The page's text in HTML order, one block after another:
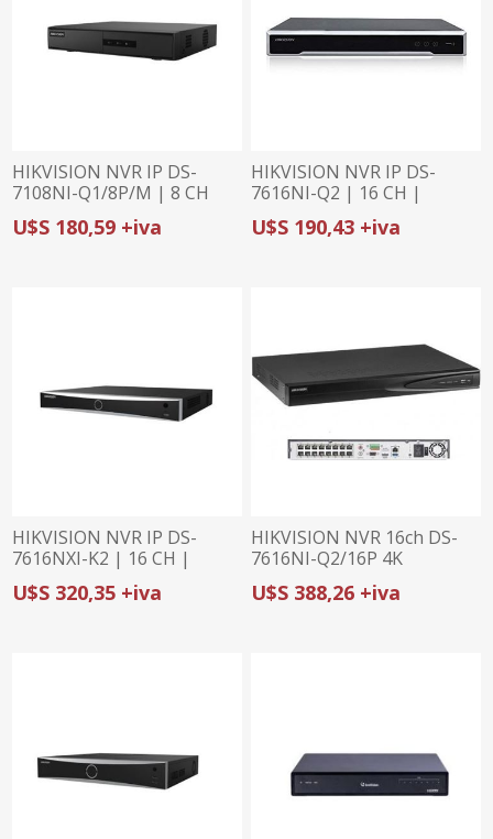
HIKVISION NVR IP DS-
7108NI-Q1/8P/M | 8 CH
PoE | 60Mbps | 4MP | 1
HDD
U$S 180,59 +iva
HIKVISION NVR IP DS-
7616NI-Q2 | 16 CH |
160Mbps | 8MP | 2 HDD
U$S 190,43 +iva
HIKVISION NVR IP DS-
7616NXI-K2 | 16 CH |
160Mbps | 4CH ACUSENSE
| 12MP | 2 HDD
U$S 320,35 +iva
HIKVISION NVR 16ch DS-
7616NI-Q2/16P 4K
U$S 388,26 +iva